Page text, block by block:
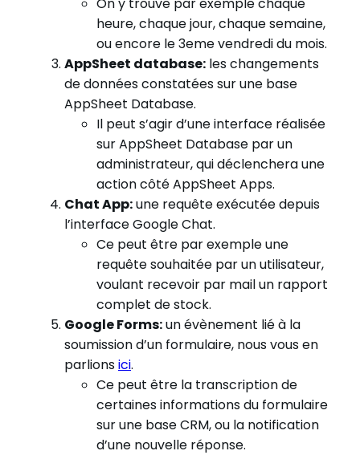
heure, chaque jour, chaque semaine,
ou encore le 3eme vendredi du mois.
AppSheet database: les changements
de données constatées sur une base
AppSheet Database.
Il peut s’agir d’une interface réalisée
sur AppSheet Database par un
administrateur, qui déclenchera une
action côté AppSheet Apps.
Chat App:une requête exécutée depuis
l’interface Google Chat.
Ce peut être par exemple une
requête souhaitée par un utilisateur,
voulant recevoir par mail un rapport
complet de stock.
Google Forms:un évènement lié à la
soumission d’un formulaire, nous vous en
parlionsici.
Ce peut être la transcription de
certaines informations du formulaire
sur une base CRM, ou la notification
d’une nouvelle réponse.